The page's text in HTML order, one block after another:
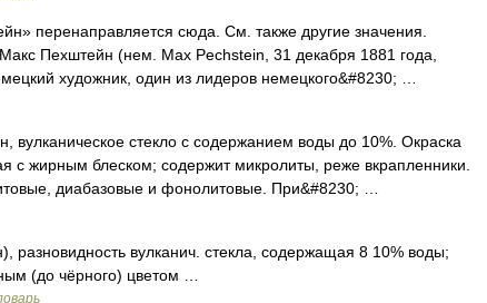
перенаправляется сюда. Cм. также другие значения.
Пехштейн (нем. Max Pechstein, 31 декабря 1881 года,
художник, один из лидеров немецкого&#8230; …
стекло с содержанием воды до 10%. Окраска
с жирным блеском; содержит микролиты, реже вкрапленники.
диабазовые и фонолитовые. При&#8230; …
разновидность вулканич. стекла, содержащая 8 10% воды;
(до чёрного) цветом …